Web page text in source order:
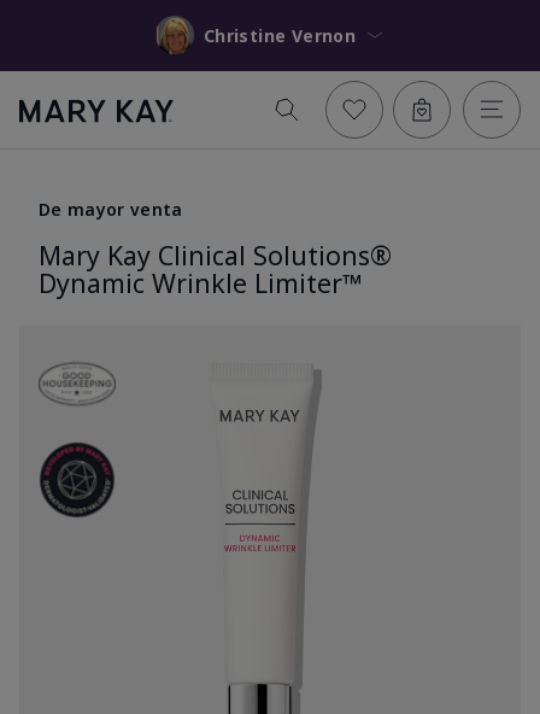
Christine Vernon
De mayor venta
Mary Kay Clinical Solutions®
Dynamic Wrinkle Limiter™